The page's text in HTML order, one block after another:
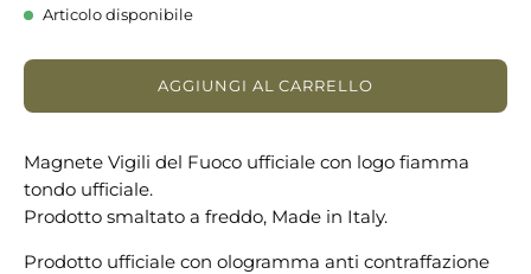
Articolo disponibile
AGGIUNGI AL CARRELLO
Magnete Vigili del Fuoco ufficiale con logo fiamma
tondo ufficiale.
Prodotto smaltato a freddo, Made in Italy.
Prodotto ufficiale con ologramma anti contraffazione